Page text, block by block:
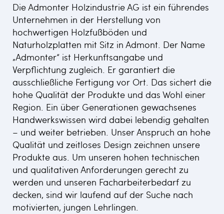
Die Admonter Holzindustrie AG ist ein führendes
Unternehmen in der Herstellung von
hochwertigen Holzfußböden und
Naturholzplatten mit Sitz in Admont. Der Name
„Admonter“ ist Herkunftsangabe und
Verpflichtung zugleich. Er garantiert die
ausschließliche Fertigung vor Ort. Das sichert die
hohe Qualität der Produkte und das Wohl einer
Region. Ein über Generationen gewachsenes
Handwerkswissen wird dabei lebendig gehalten
– und weiter betrieben. Unser Anspruch an hohe
Qualität und zeitloses Design zeichnen unsere
Produkte aus. Um unseren hohen technischen
und qualitativen Anforderungen gerecht zu
werden und unseren Facharbeiterbedarf zu
decken, sind wir laufend auf der Suche nach
motivierten, jungen Lehrlingen.